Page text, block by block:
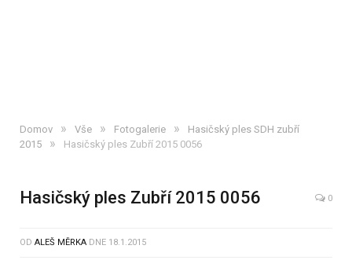
Domov » Vše » Fotogalerie »
Hasičský ples SDH zubří
2015
» Hasičský ples Zubří 2015 0056
Hasičský ples Zubří 2015 0056 0
OD ALEŠ MĚRKA DNE 18.1.2015